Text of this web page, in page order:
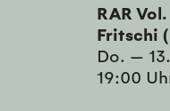
RAR
Fritschi
Do. —
19:00